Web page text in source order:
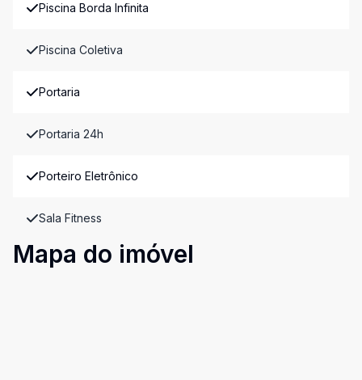
Piscina Borda Infinita
Piscina Coletiva
Portaria
Portaria 24h
Porteiro Eletrônico
Sala Fitness
Mapa do imóvel